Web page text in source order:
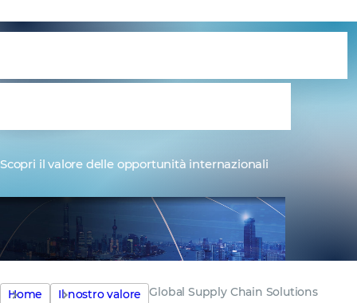
Scopri il valore delle opportunità internazionali
Home Il nostro valore Global Supply Chain Solutions